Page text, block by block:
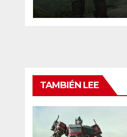
transmitir
TAMBIÉN LEE